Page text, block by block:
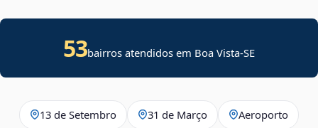
53bairros atendidos em Boa Vista-SE
13 de Setembro 31 de Março Aeroporto